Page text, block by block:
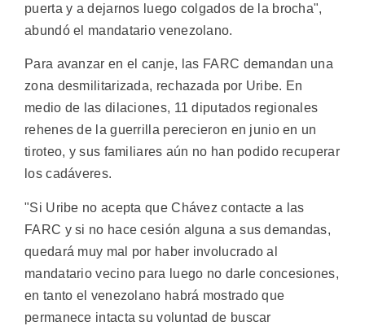
puerta y a dejarnos luego colgados de la brocha",
abundó el mandatario venezolano.
Para avanzar en el canje, las FARC demandan una
zona desmilitarizada, rechazada por Uribe. En
medio de las dilaciones, 11 diputados regionales
rehenes de la guerrilla perecieron en junio en un
tiroteo, y sus familiares aún no han podido recuperar
los cadáveres.
"Si Uribe no acepta que Chávez contacte a las
FARC y si no hace cesión alguna a sus demandas,
quedará muy mal por haber involucrado al
mandatario vecino para luego no darle concesiones,
en tanto el venezolano habrá mostrado que
permanece intacta su voluntad de buscar